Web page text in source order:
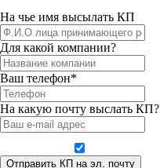
На чье имя высылать КП
Для какой компании?
Ваш телефон*
На какую почту выслать КП?